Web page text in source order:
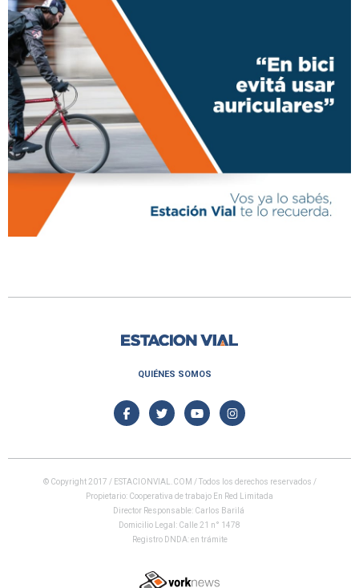
QUIÉNES SOMOS
© Copyright 2017 / ESTACIONVIAL.COM / Todos los derechos reservados /
Propietario: Cooperativa de trabajo En Red Limitada
Director Responsable: Carlos Barilá
Domicilio Legal: Calle 21 n° 1478
Registro DNDA: en trámite